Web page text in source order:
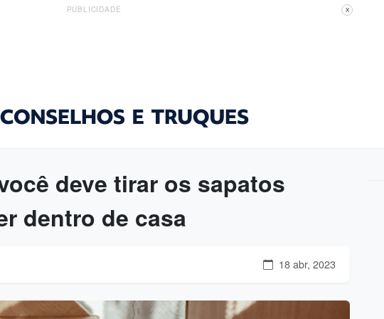
PUBLICIDADE X
deve tirar os sapatos
dentro de casa
18 abr, 2023